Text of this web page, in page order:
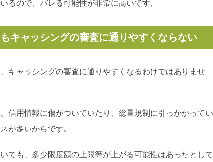
るので、バレる可能性が非常に高いです。
キャッシングの審査に通りやすくならない
キャッシングの審査に通りやすくなるわけではありませ
信用情報に傷がついていたり、総量規制に引っかかってい
が多いからです。
ても、多少限度額の上限等が上がる可能性はあったとして